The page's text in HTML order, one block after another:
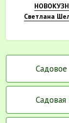
Светлана